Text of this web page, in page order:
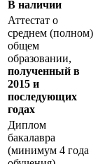
В наличии
Аттестат о
среднем (полном)
общем
образовании,
полученный в
2015 и
последующих
годах
Диплом
бакалавра
(минимум 4 года